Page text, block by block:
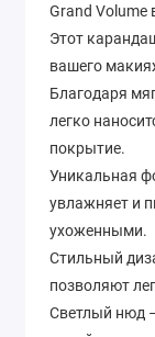
Grand Volume
Этот
вашего
Благодаря
легко
покрытие.
Уникальная
увлажняет и
ухоженными.
Стильный
позволяют
Светлый нюд